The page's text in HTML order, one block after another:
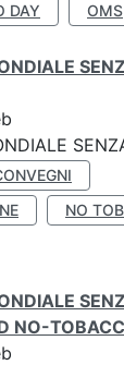
DAY
OMS
NO
NO-